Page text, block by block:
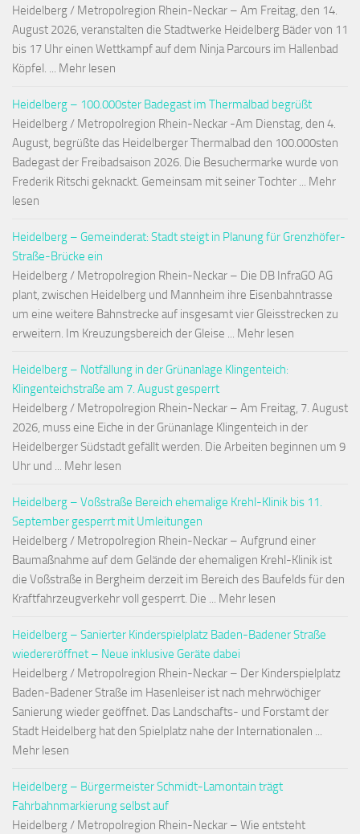
Heidelberg / Metropolregion Rhein-Neckar – Am Freitag, den 14.
August 2026, veranstalten die Stadtwerke Heidelberg Bäder von 11
bis 17 Uhr einen Wettkampf auf dem Ninja Parcours im Hallenbad
Köpfel. ... Mehr lesen
Heidelberg – 100.000ster Badegast im Thermalbad begrüßt
Heidelberg / Metropolregion Rhein-Neckar -Am Dienstag, den 4.
August, begrüßte das Heidelberger Thermalbad den 100.000sten
Badegast der Freibadsaison 2026. Die Besuchermarke wurde von
Frederik Ritschi geknackt. Gemeinsam mit seiner Tochter ... Mehr
lesen
Heidelberg – Gemeinderat: Stadt steigt in Planung für Grenzhöfer-
Straße-Brücke ein
Heidelberg / Metropolregion Rhein-Neckar – Die DB InfraGO AG
plant, zwischen Heidelberg und Mannheim ihre Eisenbahntrasse
um eine weitere Bahnstrecke auf insgesamt vier Gleisstrecken zu
erweitern. Im Kreuzungsbereich der Gleise ... Mehr lesen
Heidelberg – Notfällung in der Grünanlage Klingenteich:
Klingenteichstraße am 7. August gesperrt
Heidelberg / Metropolregion Rhein-Neckar – Am Freitag, 7. August
2026, muss eine Eiche in der Grünanlage Klingenteich in der
Heidelberger Südstadt gefällt werden. Die Arbeiten beginnen um 9
Uhr und ... Mehr lesen
Heidelberg – Voßstraße Bereich ehemalige Krehl-Klinik bis 11.
September gesperrt mit Umleitungen
Heidelberg / Metropolregion Rhein-Neckar – Aufgrund einer
Baumaßnahme auf dem Gelände der ehemaligen Krehl-Klinik ist
die Voßstraße in Bergheim derzeit im Bereich des Baufelds für den
Kraftfahrzeugverkehr voll gesperrt. Die ... Mehr lesen
Heidelberg – Sanierter Kinderspielplatz Baden-Badener Straße
wiedereröffnet – Neue inklusive Geräte dabei
Heidelberg / Metropolregion Rhein-Neckar – Der Kinderspielplatz
Baden-Badener Straße im Hasenleiser ist nach mehrwöchiger
Sanierung wieder geöffnet. Das Landschafts- und Forstamt der
Stadt Heidelberg hat den Spielplatz nahe der Internationalen ...
Mehr lesen
Heidelberg – Bürgermeister Schmidt-Lamontain trägt
Fahrbahnmarkierung selbst auf
Heidelberg / Metropolregion Rhein-Neckar – Wie entsteht